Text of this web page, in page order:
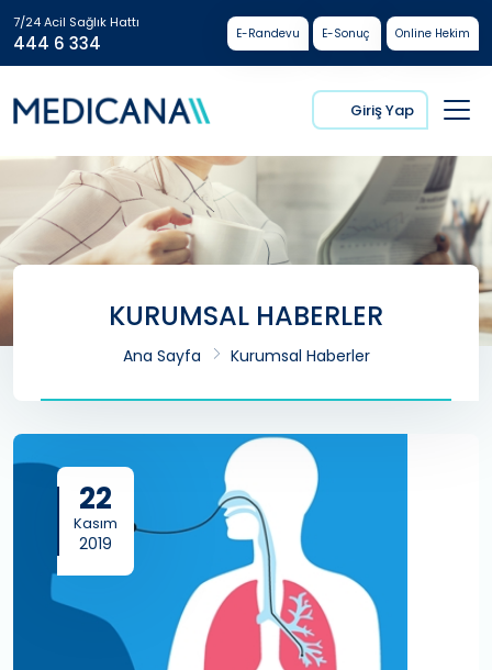
7/24 Acil Sağlık Hattı
444 6 334 E-Randevu E-Sonuç Online Hekim
Giriş Yap
KURUMSAL HABERLER
Ana Sayfa Kurumsal Haberler
22
Kasım
2019